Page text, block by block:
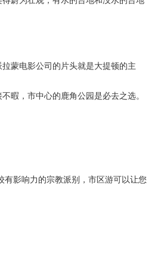
蒙电影公司的片头就是大提顿的主
暇，市中心的鹿角公园是必去之选。
影响力的宗教派别，市区游可以让您